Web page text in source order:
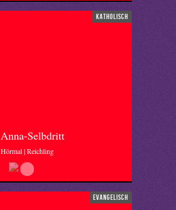
katholisch
Anna-Selbdritt
Hörmal | Reichling
evangelisch